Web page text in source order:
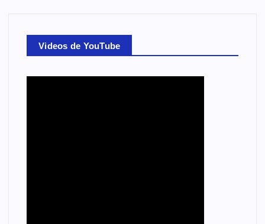
Videos de YouTube